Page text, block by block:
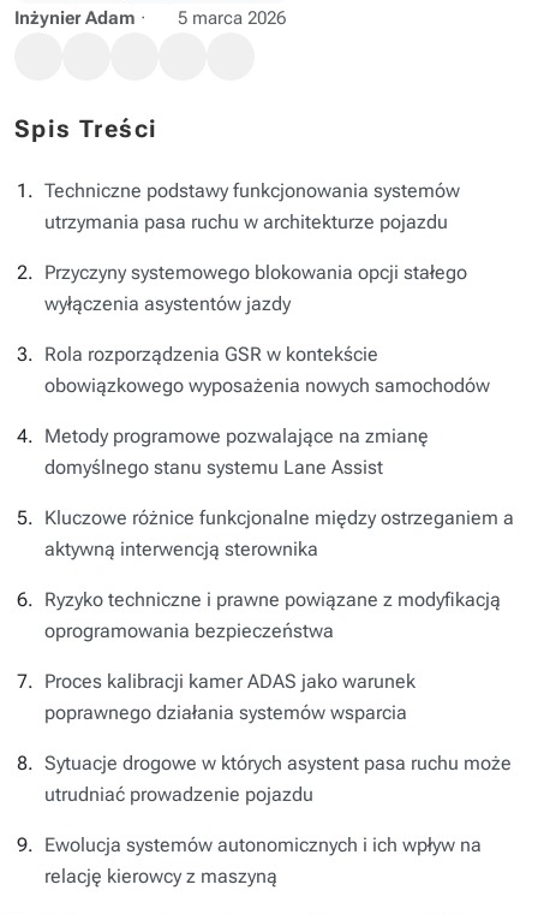
Inżynier Adam · 5 marca 2026
Spis Treści
Techniczne podstawy funkcjonowania systemów
utrzymania pasa ruchu w architekturze pojazdu
Przyczyny systemowego blokowania opcji stałego
wyłączenia asystentów jazdy
Rola rozporządzenia GSR w kontekście
obowiązkowego wyposażenia nowych samochodów
Metody programowe pozwalające na zmianę
domyślnego stanu systemu Lane Assist
Kluczowe różnice funkcjonalne między ostrzeganiem a
aktywną interwencją sterownika
Ryzyko techniczne i prawne powiązane z modyfikacją
oprogramowania bezpieczeństwa
Proces kalibracji kamer ADAS jako warunek
poprawnego działania systemów wsparcia
Sytuacje drogowe w których asystent pasa ruchu może
utrudniać prowadzenie pojazdu
Ewolucja systemów autonomicznych i ich wpływ na
relację kierowcy z maszyną